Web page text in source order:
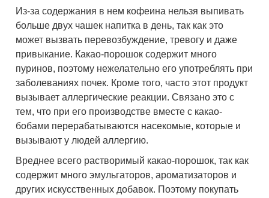
Из-за содержания в нем кофеина нельзя выпивать
больше двух чашек напитка в день, так как это
может вызвать перевозбуждение, тревогу и даже
привыкание. Какао-порошок содержит много
пуринов, поэтому нежелательно его употреблять при
заболеваниях почек. Кроме того, часто этот продукт
вызывает аллергические реакции. Связано это с
тем, что при его производстве вместе с какао-
бобами перерабатываются насекомые, которые и
вызывают у людей аллергию.
Вреднее всего растворимый какао-порошок, так как
содержит много эмульгаторов, ароматизаторов и
других искусственных добавок. Поэтому покупать